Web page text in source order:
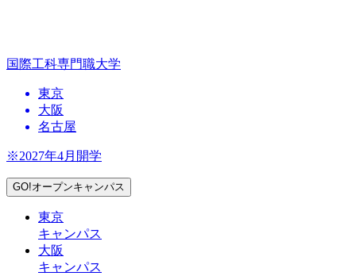
国際工科専門職大学
東京
大阪
名古屋
※2027年4月開学
GO!オープンキャンパス
東京
キャンパス
大阪
キャンパス